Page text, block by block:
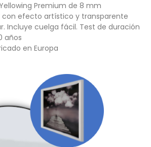
Premium de 8 mm
con efecto artístico y transparente
Incluye cuelga fácil. Test de duración
años
en Europa